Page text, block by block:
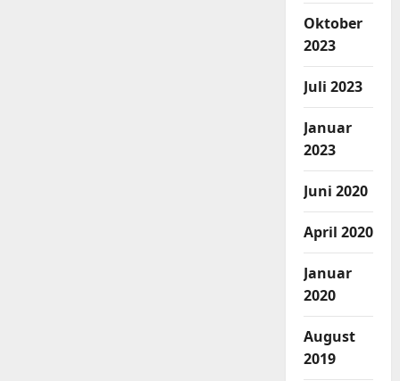
Oktober
2023
Juli 2023
Januar
2023
Juni 2020
April 2020
Januar
2020
August
2019